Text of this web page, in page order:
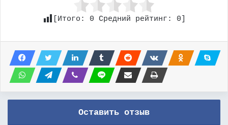
[Итого: 0 Средний рейтинг: 0
Оставить отзыв